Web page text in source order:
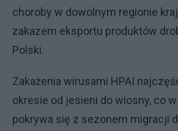
choroby w dowolnym regionie
zakazem eksportu produktów
Polski.
Zakażenia wirusami HPAI
okresie od jesieni do wiosny, co
pokrywa się z sezonem migracji